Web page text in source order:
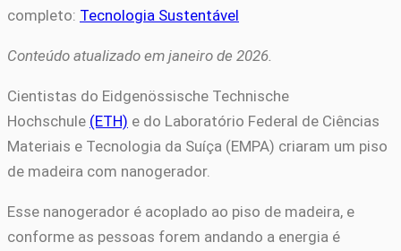
completo: Tecnologia Sustentável
Conteúdo atualizado em janeiro de 2026.
Cientistas do Eidgenössische Technische
Hochschule (ETH) e do Laboratório Federal de Ciências
Materiais e Tecnologia da Suíça (EMPA) criaram um piso
de madeira com nanogerador.
Esse nanogerador é acoplado ao piso de madeira, e
conforme as pessoas forem andando a energia é